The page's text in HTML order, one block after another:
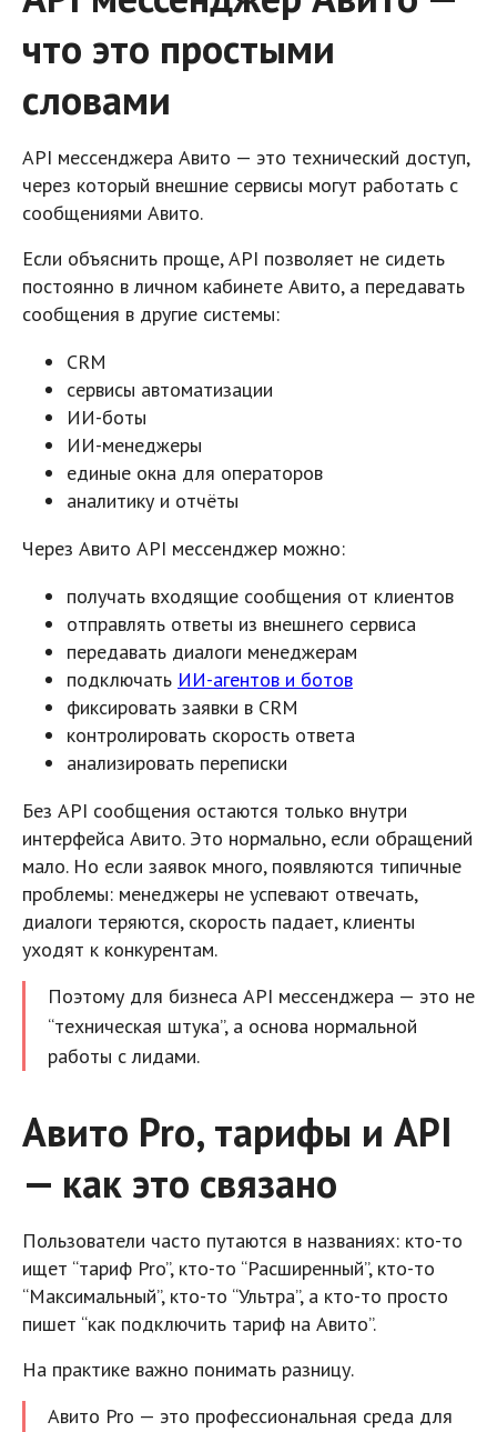
что это простыми
словами
API мессенджера Авито — это технический доступ,
через который внешние сервисы могут работать с
сообщениями Авито.
Если объяснить проще, API позволяет не сидеть
постоянно в личном кабинете Авито, а передавать
сообщения в другие системы:
CRM
сервисы автоматизации
ИИ-боты
ИИ-менеджеры
единые окна для операторов
аналитику и отчёты
Через Авито API мессенджер можно:
получать входящие сообщения от клиентов
отправлять ответы из внешнего сервиса
передавать диалоги менеджерам
подключать ИИ-агентов и ботов
фиксировать заявки в CRM
контролировать скорость ответа
анализировать переписки
Без API сообщения остаются только внутри
интерфейса Авито. Это нормально, если обращений
мало. Но если заявок много, появляются типичные
проблемы: менеджеры не успевают отвечать,
диалоги теряются, скорость падает, клиенты
уходят к конкурентам.
Поэтому для бизнеса API мессенджера — это не
“техническая штука”, а основа нормальной
работы с лидами.
Авито Pro, тарифы и API
— как это связано
Пользователи часто путаются в названиях: кто-то
ищет “тариф Pro”, кто-то “Расширенный”, кто-то
“Максимальный”, кто-то “Ультра”, а кто-то просто
пишет “как подключить тариф на Авито”.
На практике важно понимать разницу.
Авито Pro — это профессиональная среда для